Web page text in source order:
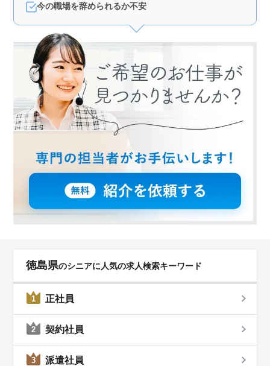
今の職場を辞められるか不安
徳島県のシニアに人気の求人検索キーワード
1 正社員
2 契約社員
3 派遣社員